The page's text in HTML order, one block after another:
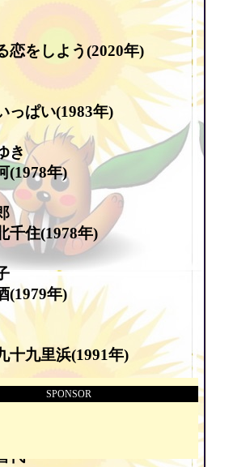
恋をしよう(2020年)
っぱい(1983年)
き
(1978年)
千住(1978年)
(1979年)
十九里浜(1991年)
神戸(2002年)
代
SPONSOR